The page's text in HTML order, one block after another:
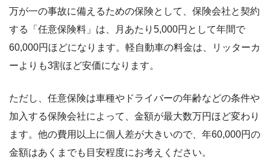
万が一の事故に備えるための保険として、保険会社と契約
する「任意保険料」は、月あたり5,000円として年間で
60,000円ほどになります。軽自動車の料金は、リッターカ
ーよりも3割ほど安価になります。
ただし、任意保険は車種やドライバーの年齢などの条件や
加入する保険会社によって、金額が最大数万円ほど変わり
ます。他の費用以上に個人差が大きいので、年60,000円の
金額はあくまでも目安程度にお考えください。